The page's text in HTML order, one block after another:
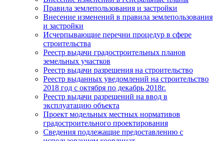
Правила землепользования и застройки
Внесение изменений в правила землепользования
и застройки
Исчерпывающие перечни процедур в сфере
строительства
Реестр выдачи градостроительных планов
земельных участков
Реестр выдачи разрешения на строительство
Реестр выданных уведомлений на строительство
2018 год с октября по декабрь 2018г.
Реестр выдачи разрешений на ввод в
эксплуатацию объекта
Проект модельных местных нормативов
градостроительного проектирования
Сведения подлежащие предоставлению с